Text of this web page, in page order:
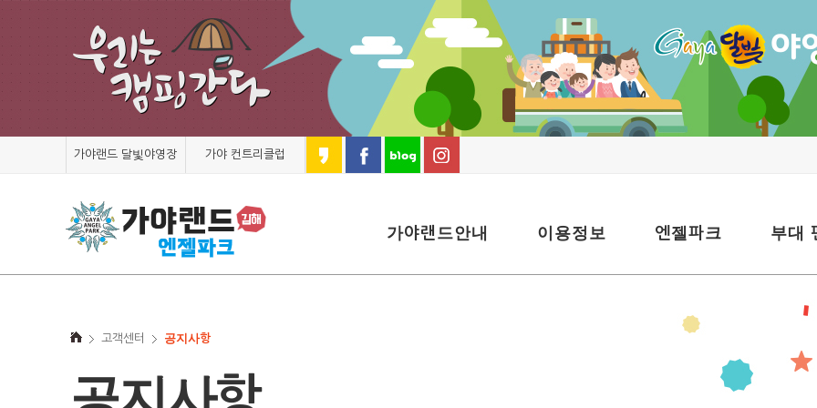
가야랜드 달빛야영장 가야 컨트리클럽
가야랜드안내 이용정보 엔젤파크 부대
고객센터 공지사항
공지사항